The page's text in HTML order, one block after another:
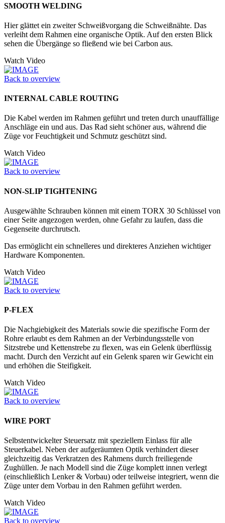
SMOOTH WELDING
Hier glättet ein zweiter Schweißvorgang die Schweißnähte. Das
verleiht dem Rahmen eine organische Optik. Auf den ersten Blick
sehen die Übergänge so fließend wie bei Carbon aus.
Watch Video
Back to overview
INTERNAL CABLE ROUTING
Die Kabel werden im Rahmen geführt und treten durch unauffällige
Anschläge ein und aus. Das Rad sieht schöner aus, während die
Züge vor Feuchtigkeit und Schmutz geschützt sind.
Watch Video
Back to overview
NON-SLIP TIGHTENING
Ausgewählte Schrauben können mit einem TORX 30 Schlüssel von
einer Seite angezogen werden, ohne Gefahr zu laufen, dass die
Gegenseite durchrutsch.
Das ermöglicht ein schnelleres und direkteres Anziehen wichtiger
Hardware Komponenten.
Watch Video
Back to overview
P-FLEX
Die Nachgiebigkeit des Materials sowie die spezifische Form der
Rohre erlaubt es dem Rahmen an der Verbindungsstelle von
Sitzstrebe und Kettenstrebe zu flexen, was ein Gelenk überflüssig
macht. Durch den Verzicht auf ein Gelenk sparen wir Gewicht ein
und erhöhen die Steifigkeit.
Watch Video
Back to overview
WIRE PORT
Selbstentwickelter Steuersatz mit speziellem Einlass für alle
Steuerkabel. Neben der aufgeräumten Optik verhindert dieser
gleichzeitig das Verkratzen des Rahmens durch freiliegende
Zughüllen. Je nach Modell sind die Züge komplett innen verlegt
(einschließlich Lenker & Vorbau) oder teilweise integriert, wenn die
Züge unter dem Vorbau in den Rahmen geführt werden.
Watch Video
Back to overview